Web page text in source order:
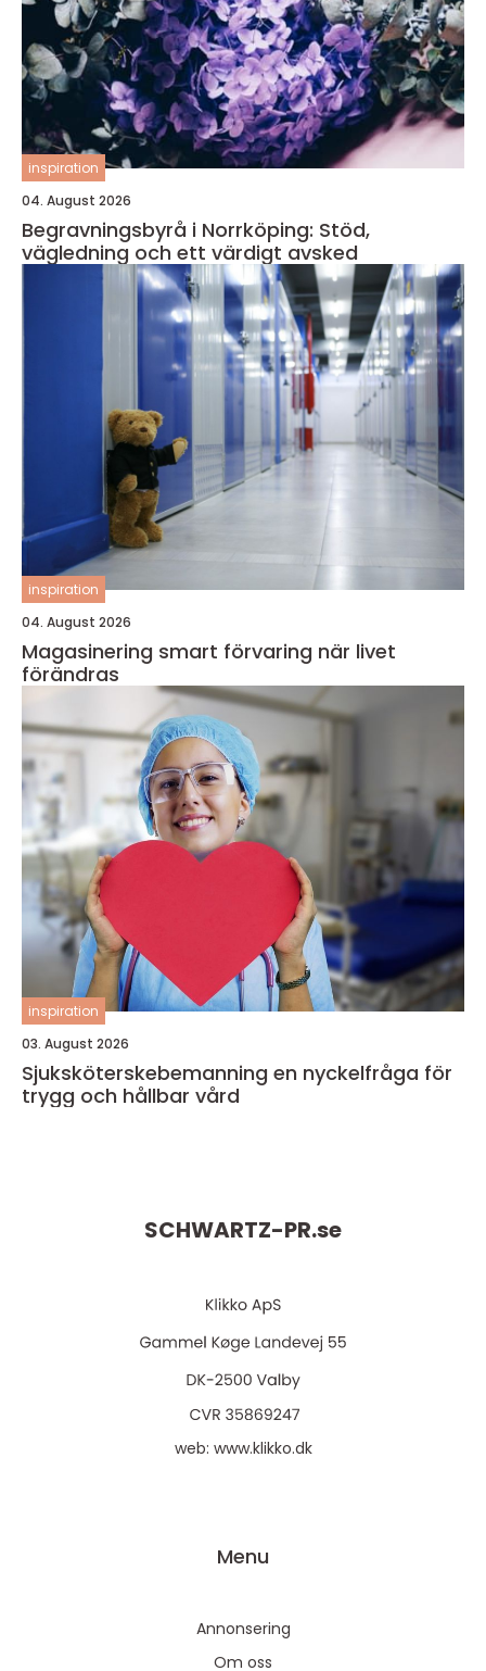
inspiration
04. August 2026
Begravningsbyrå i Norrköping: Stöd,
vägledning och ett värdigt avsked
inspiration
04. August 2026
Magasinering smart förvaring när livet
förändras
inspiration
03. August 2026
Sjuksköterskebemanning en nyckelfråga för
trygg och hållbar vård
SCHWARTZ-PR.se
web: www.klikko.dk
Menu
Annonsering
Om oss